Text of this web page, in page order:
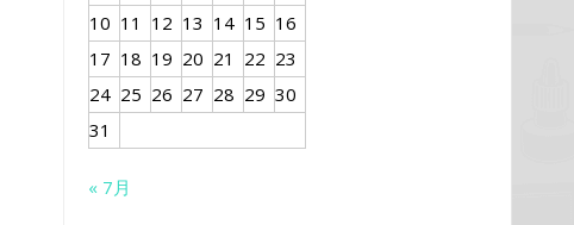
10 11 12 13 14 15 16
17 18 19 20 21 22 23
24 25 26 27 28 29 30
31
« 7月